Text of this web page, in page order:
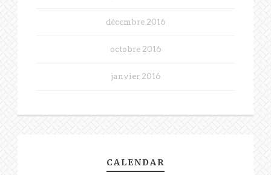
décembre 2016
octobre 2016
janvier 2016
CALENDAR